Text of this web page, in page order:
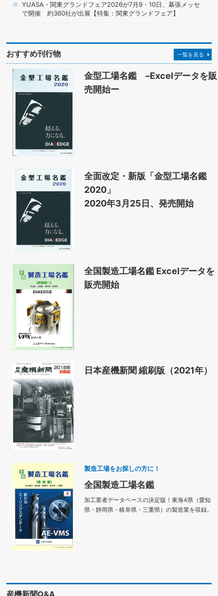
YUASA・関東グランドフェア2026が7月9・10日、幕張メッセ
で開催 約360社が出展【特集：関東グランドフェア】
おすすめ刊行物 一覧を見る
金型工場名鑑 –Excelデータを販
売開始ー
全面改定・新版「金型工場名鑑
2020」
2020年3月25日、発売開始
全国製造工場名鑑 Excelデータを
販売開始
日本産機新聞 縮刷版（2021年）
製造工場をお探しの方に！
全国製造工場名鑑
加工業者データベースの決定版！東海4県（愛知
県・静岡県・岐阜県・三重県）の製造業を収録。